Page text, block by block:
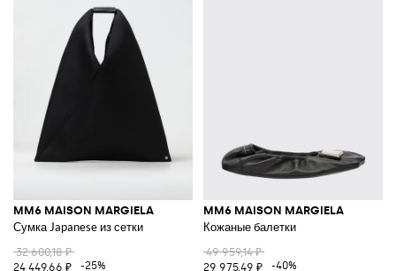
MM6 MAISON MARGIELA
Сумка Japanese из сетки
32 600,18 ₽
24 449,66 ₽
-25%
MM6 MAISON MARGIELA
Кожаные балетки
49 959,14 ₽
29 975,49 ₽
-40%